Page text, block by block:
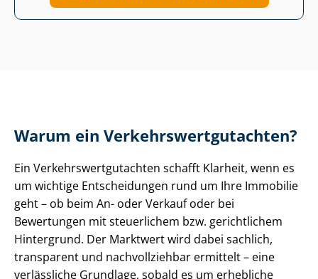
Warum ein Ver­kehrs­wert­gut­ach­ten?
Ein Ver­kehrs­wert­gut­ach­ten schafft Klarheit, wenn es
um wichtige Entscheidungen rund um Ihre Immobilie
geht – ob beim An- oder Verkauf oder bei
Bewertungen mit steuerlichem bzw. gerichtlichem
Hintergrund. Der Marktwert wird dabei sachlich,
transparent und nachvollziehbar ermittelt – eine
verlässliche Grundlage, sobald es um erhebliche